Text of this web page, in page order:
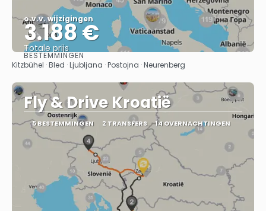
o.v.v. wijzigingen
3.188 €
Totale prijs
Bekijk
BESTEMMINGEN
Kitzbühel · Bled · Ljubljana · Postojna · Neurenberg
Fly & Drive Kroatië
5 BESTEMMINGEN 2 TRANSFERS 14 OVERNACHTINGEN